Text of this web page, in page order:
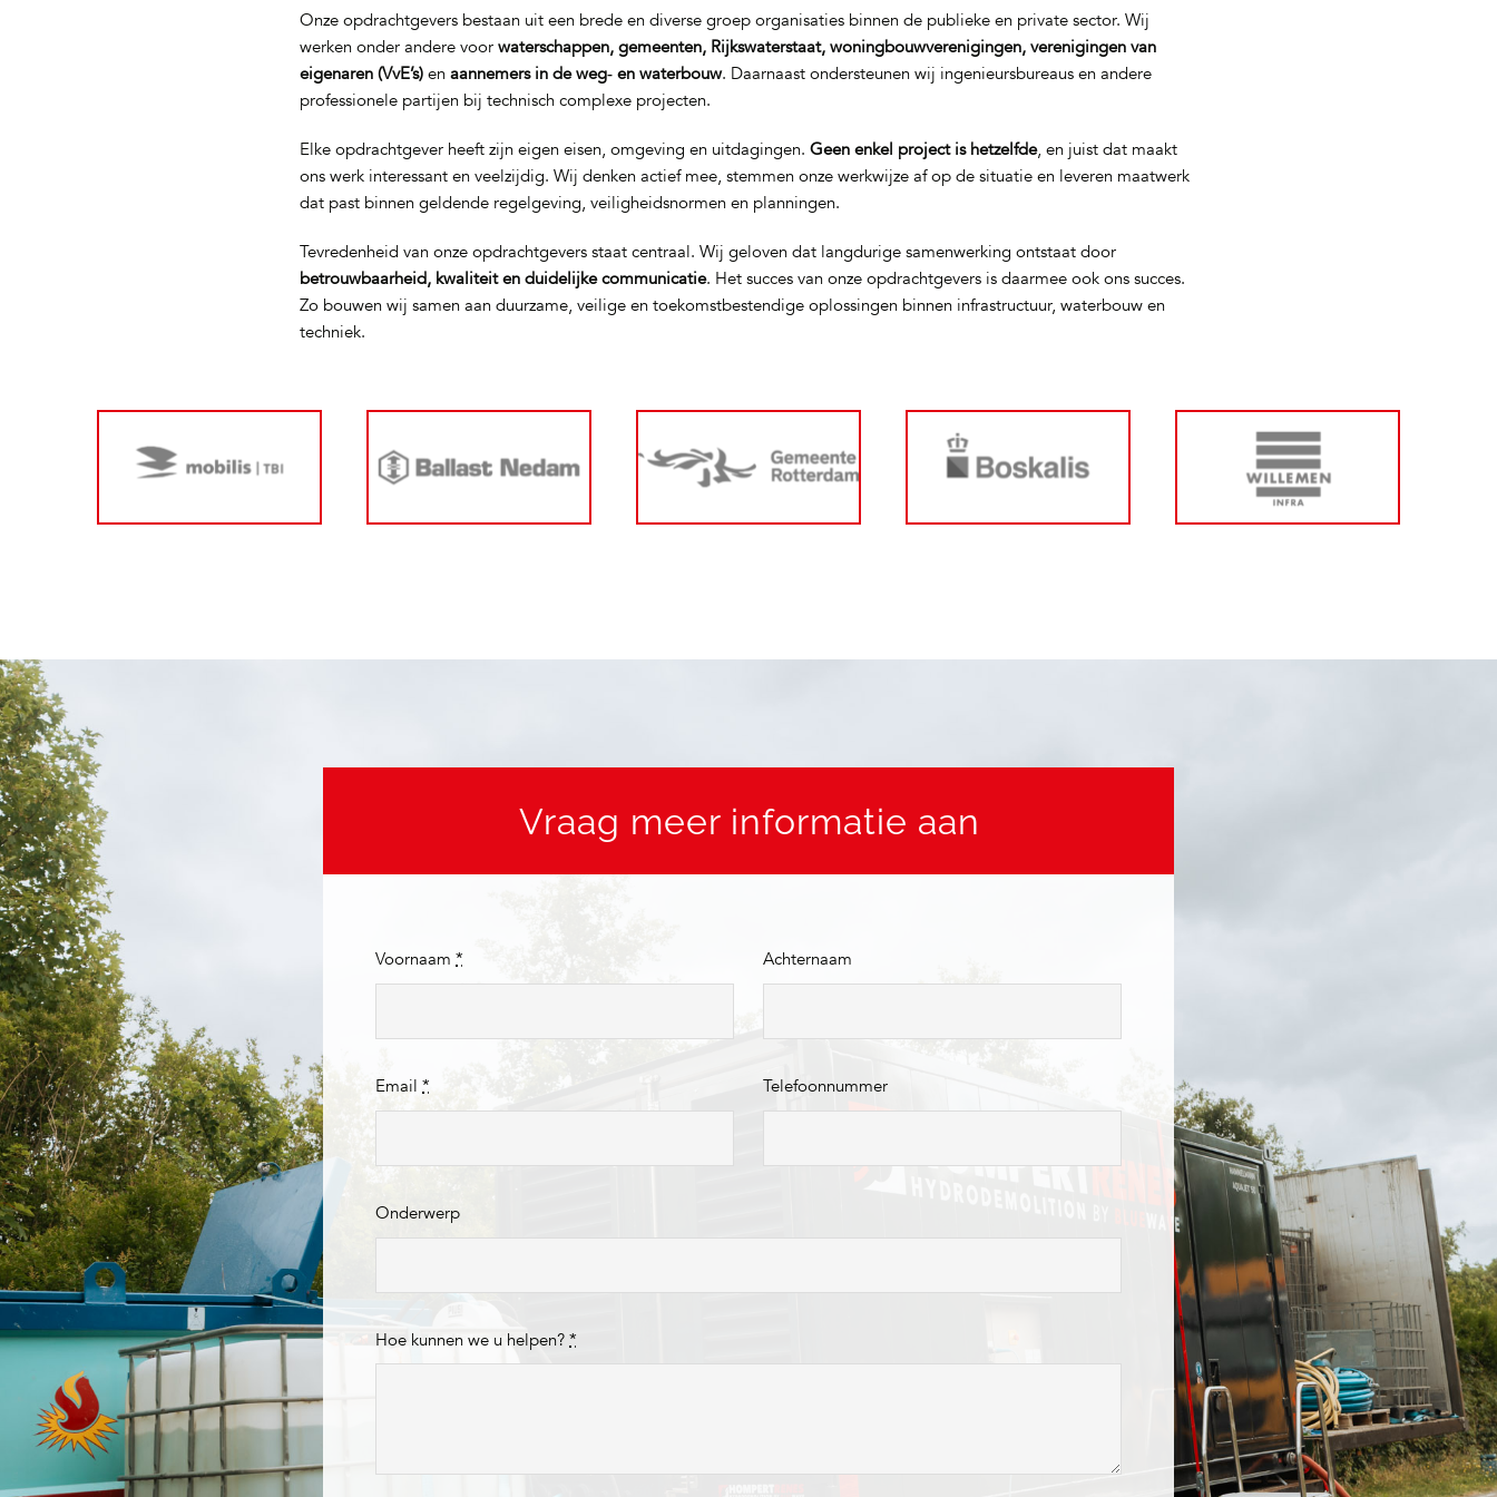
Onze opdrachtgevers bestaan uit een brede en diverse groep organisaties binnen de publieke en private sector. Wij
werken onder andere voorwaterschappen, gemeenten, Rijkswaterstaat, woningbouwverenigingen, verenigingen van
eigenaren (VvE’s) enaannemers in de weg‑ en waterbouw. Daarnaast ondersteunen wij ingenieursbureaus en andere
professionele partijen bij technisch complexe projecten.
Elke opdrachtgever heeft zijn eigen eisen, omgeving en uitdagingen.Geen enkel project is hetzelfde, en juist dat maakt
ons werk interessant en veelzijdig. Wij denken actief mee, stemmen onze werkwijze af op de situatie en leveren maatwerk
dat past binnen geldende regelgeving, veiligheidsnormen en planningen.
Tevredenheid van onze opdrachtgevers staat centraal. Wij geloven dat langdurige samenwerking ontstaat door
betrouwbaarheid, kwaliteit en duidelijke communicatie. Het succes van onze opdrachtgevers is daarmee ook ons succes.
Zo bouwen wij samen aan duurzame, veilige en toekomstbestendige oplossingen binnen infrastructuur, waterbouw en
techniek.
Vraag meer informatie aan
Voornaam*
Email*
Achternaam
Telefoonnummer
Onderwerp
Hoe kunnen we u helpen?*